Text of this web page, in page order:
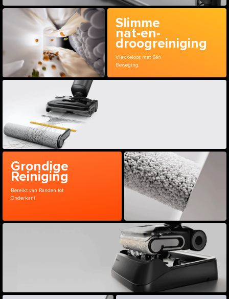
Slimme
nat-en-
droogreiniging
Vlekkeloos met Één
Beweging
Grondige
Reiniging
Bereikt van Randen tot
Onderkant